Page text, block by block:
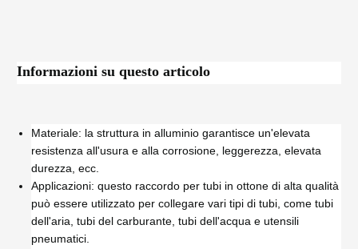
Informazioni su questo articolo
Materiale: la struttura in alluminio garantisce un'elevata
resistenza all'usura e alla corrosione, leggerezza, elevata
durezza, ecc.
Applicazioni: questo raccordo per tubi in ottone di alta qualità
può essere utilizzato per collegare vari tipi di tubi, come tubi
dell'aria, tubi del carburante, tubi dell'acqua e utensili
pneumatici.